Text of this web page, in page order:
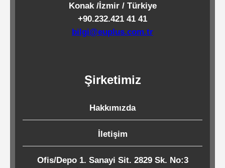
Temizlik
Kimyasalları
Kağıtları
Endüstriyel
Konak /İzmir / Türkiye
+90.232.421 41 41
bilgi@euplus.com.tr
Şirketimiz
Hakkımızda
İletişim
Ofis/Depo 1. Sanayi Sit. 2829 Sk. No:3